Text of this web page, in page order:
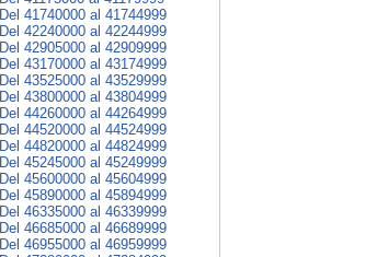
Del 41740000 al 41744999
Del 42240000 al 42244999
Del 42905000 al 42909999
Del 43170000 al 43174999
Del 43525000 al 43529999
Del 43800000 al 43804999
Del 44260000 al 44264999
Del 44520000 al 44524999
Del 44820000 al 44824999
Del 45245000 al 45249999
Del 45600000 al 45604999
Del 45890000 al 45894999
Del 46335000 al 46339999
Del 46685000 al 46689999
Del 46955000 al 46959999